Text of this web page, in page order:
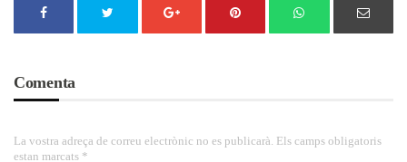
Comenta
La vostra adreça de correu electrònic no es publicarà. Els camps obligatoris
estan marcats *